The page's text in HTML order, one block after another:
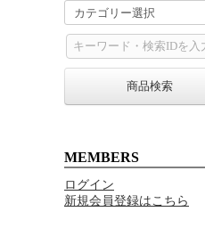
商品検索
MEMBERS
ログイン
新規会員登録はこちら